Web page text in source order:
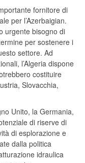
fornitore di
per l’Azerbaigian.
urgente bisogno di
per sostenere i
settore. Ad
l’Algeria dispone
costituire
Slovacchia,
Unito, la Germania,
di riserve di
di esplorazione e
dalla politica
idraulica